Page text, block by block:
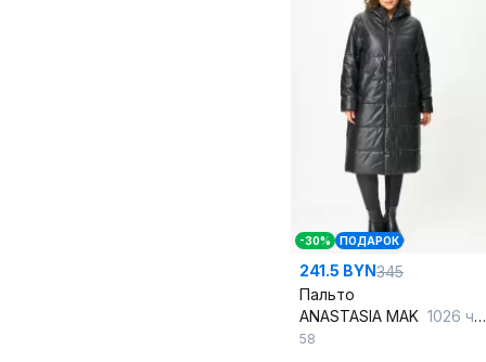
-30% ПОДАРОК
241.5 BYN345
Пальто
ANASTASIA MAK 1026 черный
58